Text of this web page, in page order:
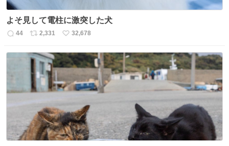
よそ見して電柱に激突した犬
返
数
44
リ
ス
ト
数
2,331
い
ね
数
32,678